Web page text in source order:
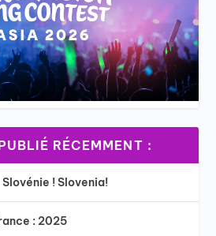
RÉCEMMENT :
! Slovenia!
: 2025